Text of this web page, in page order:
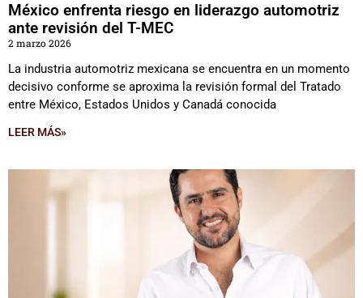
México enfrenta riesgo en liderazgo automotriz
ante revisión del T-MEC
2 marzo 2026
La industria automotriz mexicana se encuentra en un momento
decisivo conforme se aproxima la revisión formal del Tratado
entre México, Estados Unidos y Canadá conocida
LEER MÁS»